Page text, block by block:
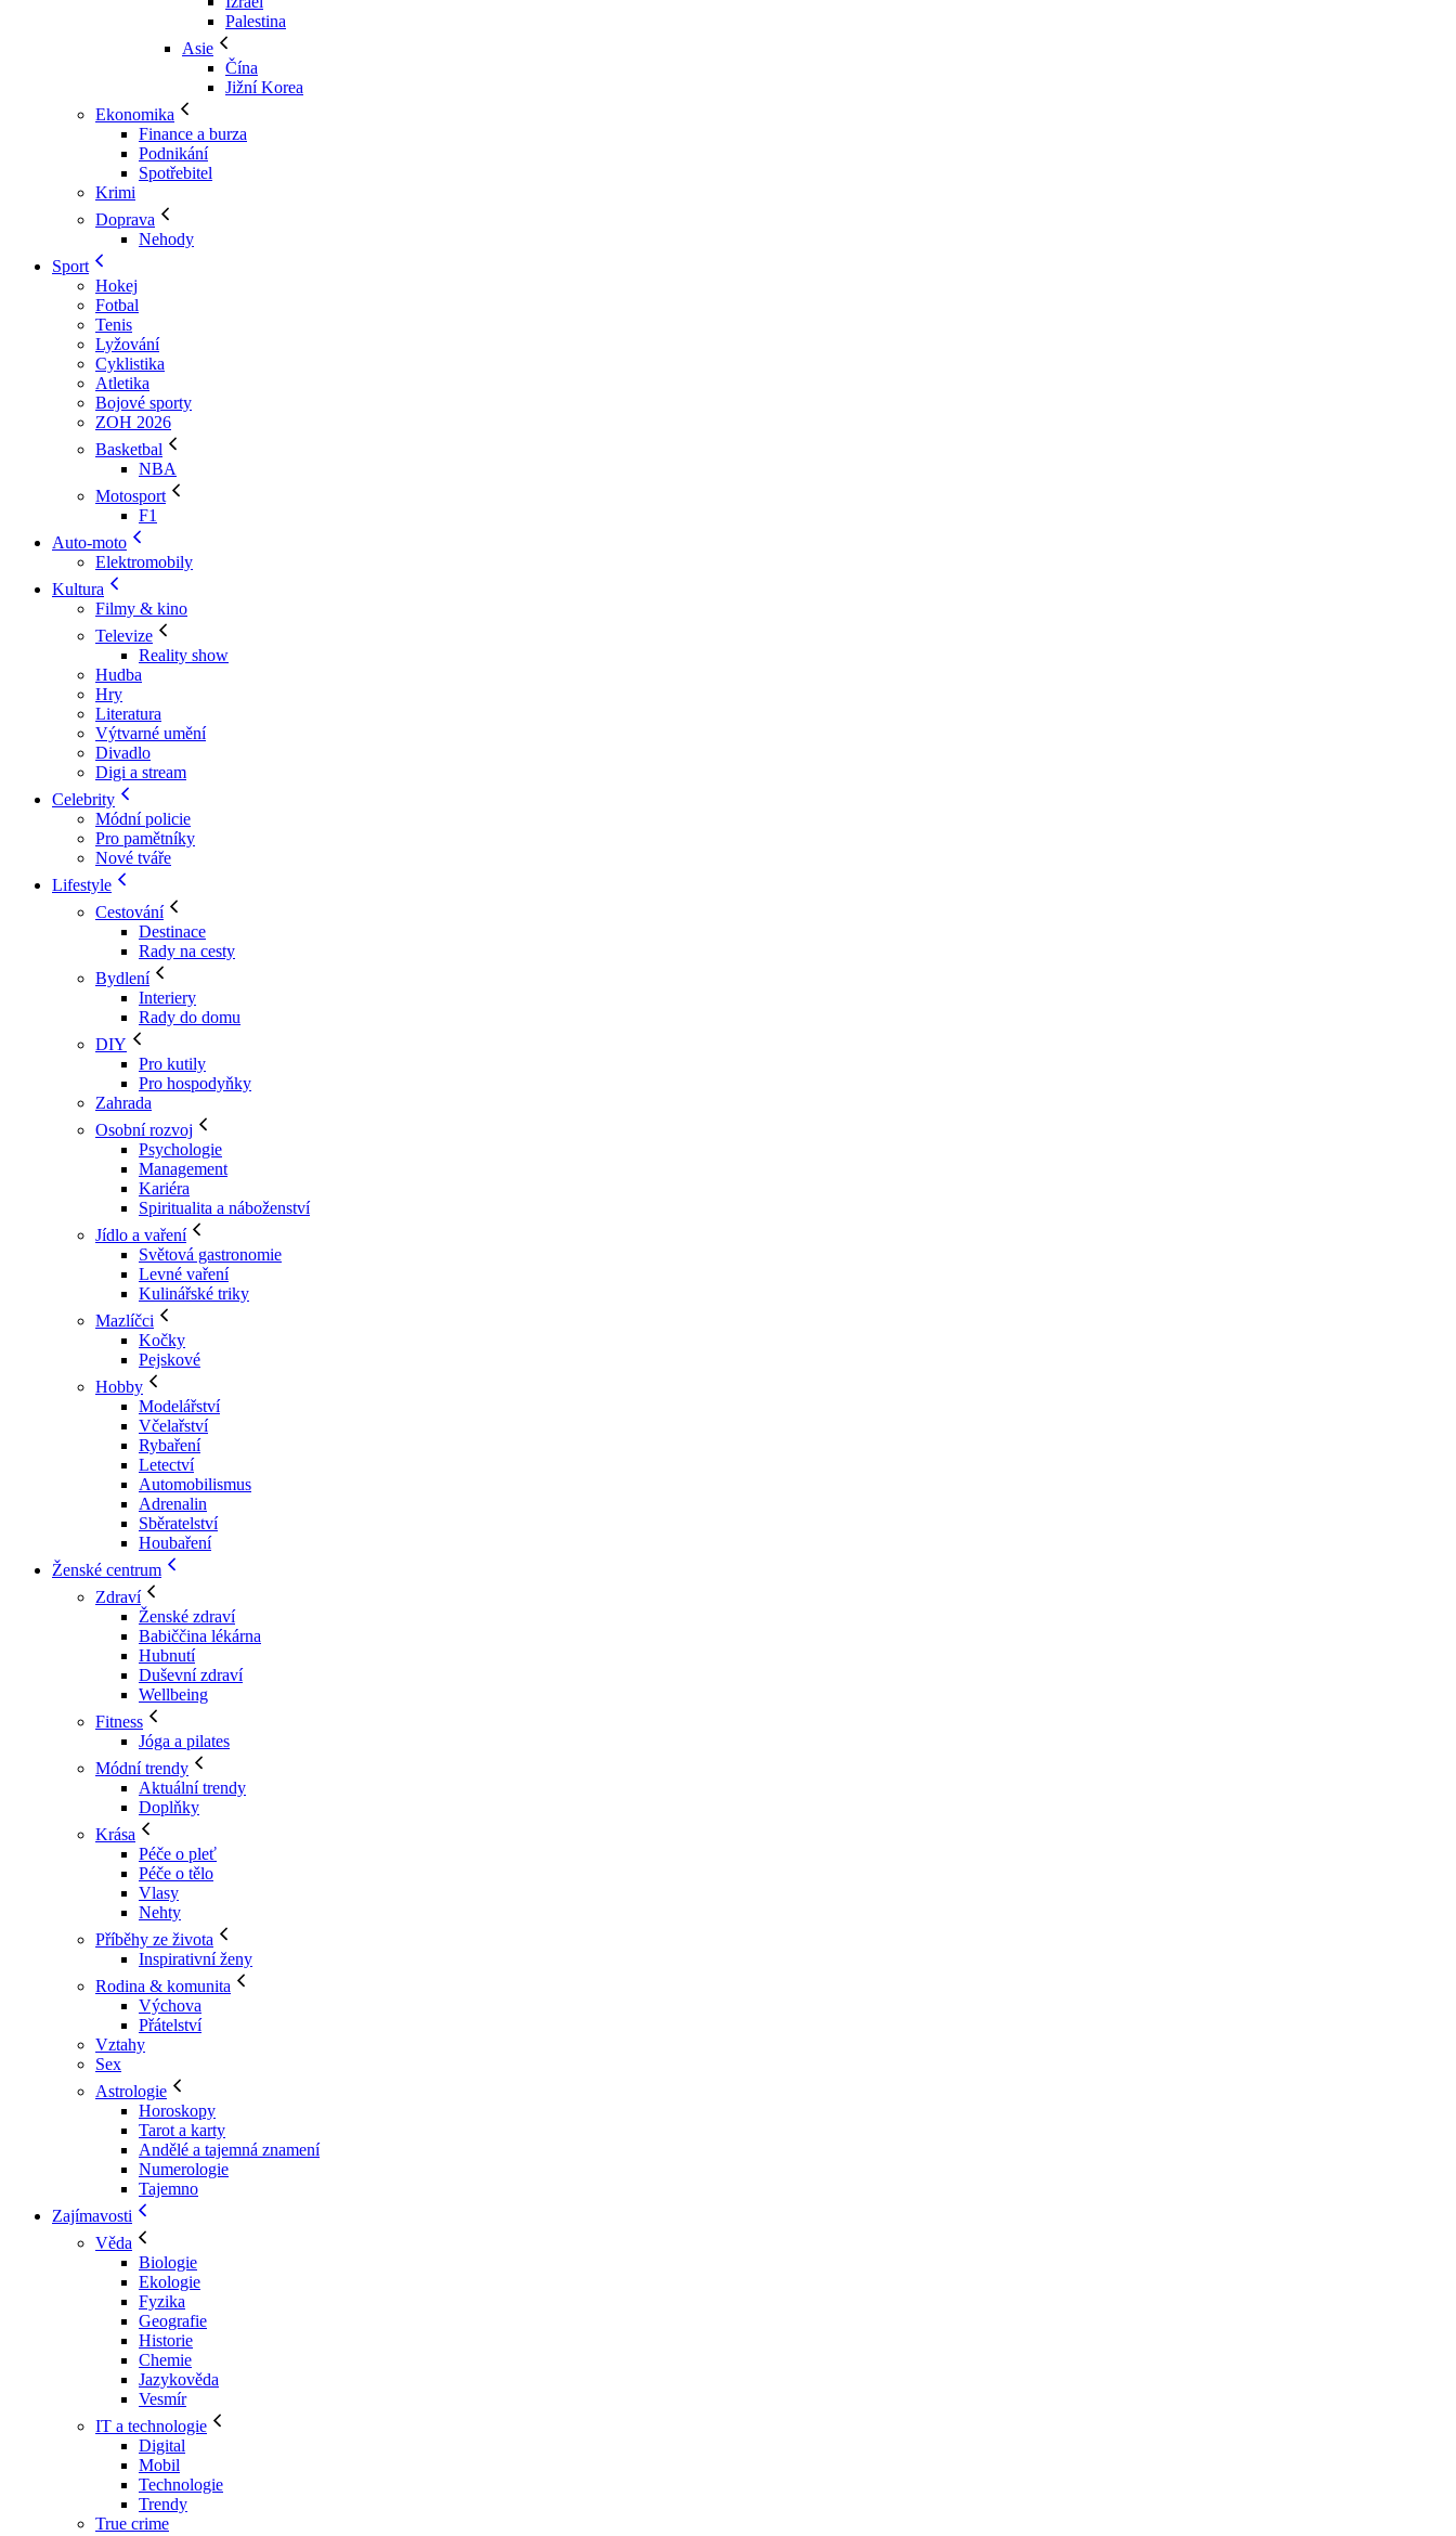
Palestina
Asie
Čína
Jižní Korea
Ekonomika
Finance a burza
Podnikání
Spotřebitel
Krimi
Doprava
Nehody
Sport
Hokej
Fotbal
Tenis
Lyžování
Cyklistika
Atletika
Bojové sporty
ZOH 2026
Basketbal
NBA
Motosport
F1
Auto-moto
Elektromobily
Kultura
Filmy & kino
Televize
Reality show
Hudba
Hry
Literatura
Výtvarné umění
Divadlo
Digi a stream
Celebrity
Módní policie
Pro pamětníky
Nové tváře
Lifestyle
Cestování
Destinace
Rady na cesty
Bydlení
Interiery
Rady do domu
DIY
Pro kutily
Pro hospodyňky
Zahrada
Osobní rozvoj
Psychologie
Management
Kariéra
Spiritualita a náboženství
Jídlo a vaření
Světová gastronomie
Levné vaření
Kulinářské triky
Mazlíčci
Kočky
Pejskové
Hobby
Modelářství
Včelařství
Rybaření
Letectví
Automobilismus
Adrenalin
Sběratelství
Houbaření
Ženské centrum
Zdraví
Ženské zdraví
Babiččina lékárna
Hubnutí
Duševní zdraví
Wellbeing
Fitness
Jóga a pilates
Módní trendy
Aktuální trendy
Doplňky
Krása
Péče o pleť
Péče o tělo
Vlasy
Nehty
Příběhy ze života
Inspirativní ženy
Rodina & komunita
Výchova
Přátelství
Vztahy
Sex
Astrologie
Horoskopy
Tarot a karty
Andělé a tajemná znamení
Numerologie
Tajemno
Zajímavosti
Věda
Biologie
Ekologie
Fyzika
Geografie
Historie
Chemie
Jazykověda
Vesmír
IT a technologie
Digital
Mobil
Technologie
Trendy
True crime